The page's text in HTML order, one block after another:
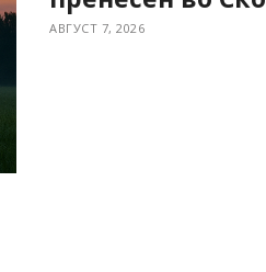
АВГУСТ 7, 2026